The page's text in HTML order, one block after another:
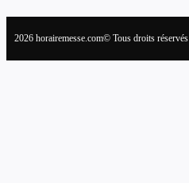
2026 horairemesse.com© Tous droits réservés